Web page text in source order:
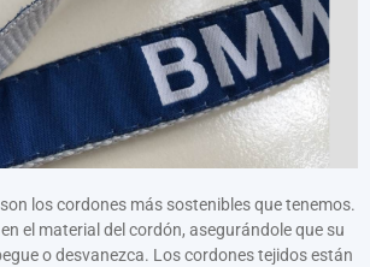
mm)
los cordones más sostenibles que tenemos.
el material del cordón, asegurándole que su
o desvanezca. Los cordones tejidos están